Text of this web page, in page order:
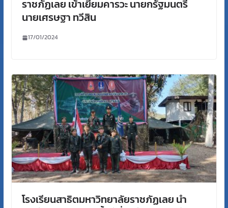
ราชภัฏเลย เข้าเยี่ยมคารวะ นายกรัฐมนตรี
นายเศรษฐา ทวีสิน
17/01/2024
โรงเรียนสาธิตมหาวิทยาลัยราชภัฏเลย นำ